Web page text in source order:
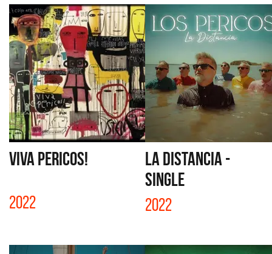
VIVA PERICOS!
2022
LA DISTANCIA -
SINGLE
2022